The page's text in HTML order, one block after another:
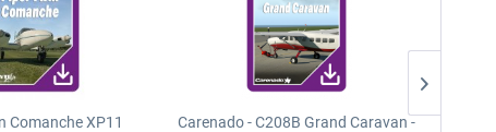
Comanche XP11
Carenado - C208B Grand Caravan -